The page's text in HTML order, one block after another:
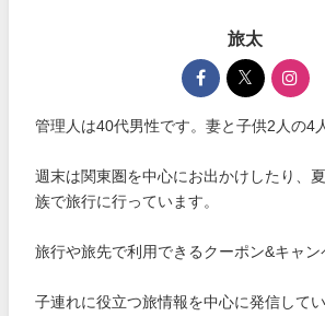
旅太
管理人は40代男性です。妻と子供2人の4
週末は関東圏を中心にお出かけしたり、
族で旅行に行っています。
旅行や旅先で利用できるクーポン&キャ
子連れに役立つ旅情報を中心に発信してい